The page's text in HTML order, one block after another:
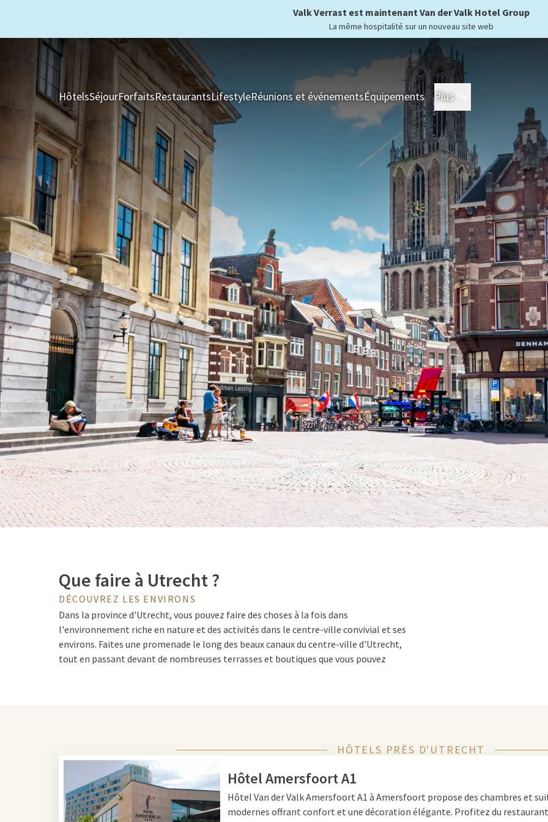
Valk Verrast est maintenant Van der Valk Hotel Group
La même hospitalité sur un nouveau site web
HôtelsSéjourForfaitsRestaurantsLifestyleRéunions et événementsÉquipements Plus
Que faire à Utrecht ?
DÉCOUVREZ LES ENVIRONS
Dans la province d'Utrecht, vous pouvez faire des choses à la fois dans
l'environnement riche en nature et des activités dans le centre-ville convivial et ses
environs. Faites une promenade le long des beaux canaux du centre-ville d'Utrecht,
tout en passant devant de nombreuses terrasses et boutiques que vous pouvez
Utrecht est connue pour ses vieux bâtiments historiques, la tour Dom étant la fierté
de la ville d'Utrecht. Cette tour compte pas moins de 465 marches et mesure 112
mètres de haut. Une fois en haut, vous pouvez profiter de la vue magnifique sur
toute la ville. Êtes-vous curieux de l'histoire de la ville ? Pour les visiteurs curieux,
HÔTELS PRÈS D'UTRECHT
Hôtel Amersfoort A1
Hôtel Van der Valk Amersfoort A1 à Amersfoort propose des chambres et
modernes offrant confort et une décoration élégante. Profitez du